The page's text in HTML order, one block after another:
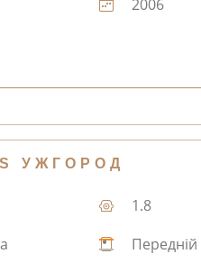
2006
УЖГОРОД
1.8
Передній